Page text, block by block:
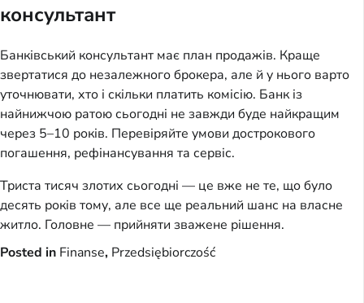
консультант
Банківський консультант має план продажів. Краще
звертатися до незалежного брокера, але й у нього варто
уточнювати, хто і скільки платить комісію. Банк із
найнижчою ратою сьогодні не завжди буде найкращим
через 5–10 років. Перевіряйте умови дострокового
погашення, рефінансування та сервіс.
Триста тисяч злотих сьогодні — це вже не те, що було
десять років тому, але все ще реальний шанс на власне
житло. Головне — прийняти зважене рішення.
Posted in Finanse, Przedsiębiorczość